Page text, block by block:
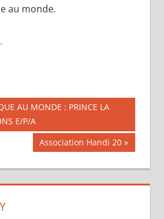
au monde.
AU MONDE : PRINCE LA
E/P/A
Publication
suivante :
Association Handi 20